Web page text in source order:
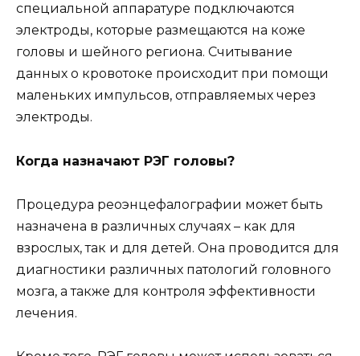
специальной аппаратуре подключаются
электроды, которые размещаются на коже
головы и шейного региона. Считывание
данных о кровотоке происходит при помощи
маленьких импульсов, отправляемых через
электроды.
Когда назначают РЭГ головы?
Процедура реоэнцефалографии может быть
назначена в различных случаях – как для
взрослых, так и для детей. Она проводится для
диагностики различных патологий головного
мозга, а также для контроля эффективности
лечения.